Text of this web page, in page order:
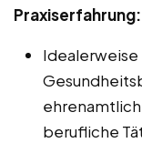
Praxiserfahrung:
Idealerweise
berufliche